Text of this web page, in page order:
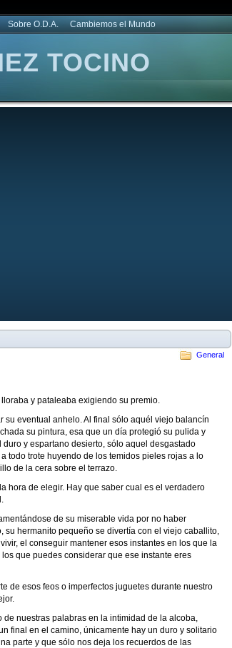
Sobre O.D.A. Cambiemos el Mundo
TOCINO
General
y pataleaba exigiendo su premio.
eventual anhelo. Al final sólo aquél viejo balancín
su pintura, esa que un día protegió su pulida y
y espartano desierto, sólo aquel desgastado
todo trote huyendo de los temidos pieles rojas a lo
de la cera sobre el terrazo.
hora de elegir. Hay que saber cual es el verdadero
de su miserable vida por no haber
hermanito pequeño se divertía con el viejo caballito,
el conseguir mantener esos instantes en los que la
que puedes considerar que ese instante eres
de esos feos o imperfectos juguetes durante nuestro
nuestras palabras en la intimidad de la alcoba,
final en el camino, únicamente hay un duro y solitario
parte y que sólo nos deja los recuerdos de las